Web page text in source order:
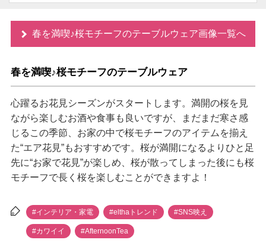
春を満喫♪桜モチーフのテーブルウェア画像一覧へ
春を満喫♪桜モチーフのテーブルウェア
心躍るお花見シーズンがスタートします。満開の桜を見
ながら楽しむお酒や食事も良いですが、まだまだ寒さ感
じるこの季節、お家の中で桜モチーフのアイテムを揃え
た“エア花見”もおすすめです。桜が満開になるよりひと足
先に“お家で花見”が楽しめ、桜が散ってしまった後にも桜
モチーフで長く桜を楽しむことができますよ！
#インテリア・家電 #elthaトレンド #SNS映え
#カワイイ #AfternoonTea